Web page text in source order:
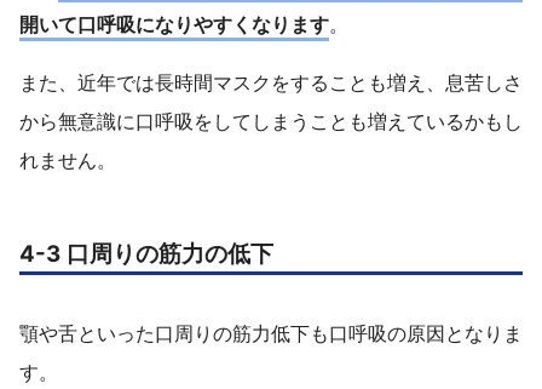
開いて口呼吸になりやすくなります。
また、近年では長時間マスクをすることも増え、息苦しさ
から無意識に口呼吸をしてしまうことも増えているかもし
れません。
4-3 口周りの筋力の低下
顎や舌といった口周りの筋力低下も口呼吸の原因となりま
す。